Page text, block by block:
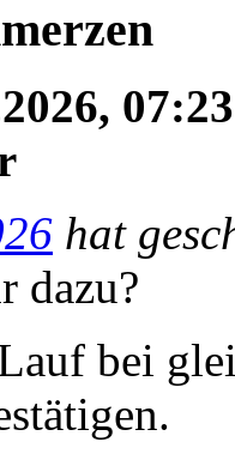
07:23
hat
dazu?
bei